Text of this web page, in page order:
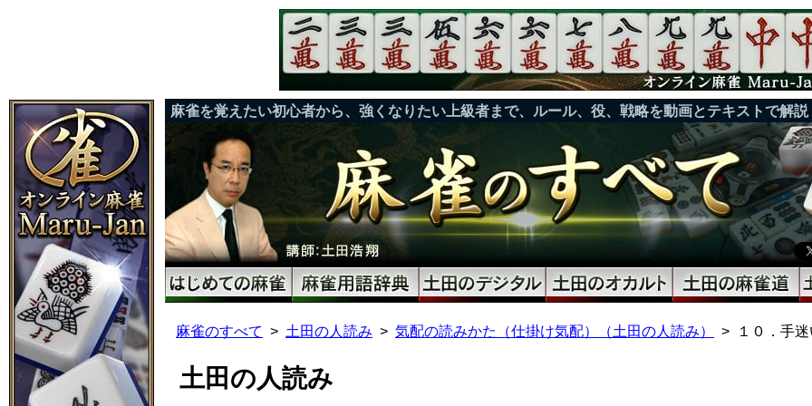
麻雀を覚えたい初心者から、強くなりたい上級者まで、ルール、役、戦略を動画とテキストで解説
麻雀のすべて 土田の人読み 気配の読みかた（仕掛け気配）（土田の人読み） １０．手
土田の人読み